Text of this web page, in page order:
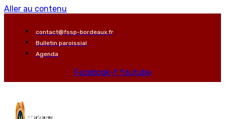
Aller au contenu
contact@fssp-bordeaux.fr
Bulletin paroissial
Agenda
Facebook-f Youtube